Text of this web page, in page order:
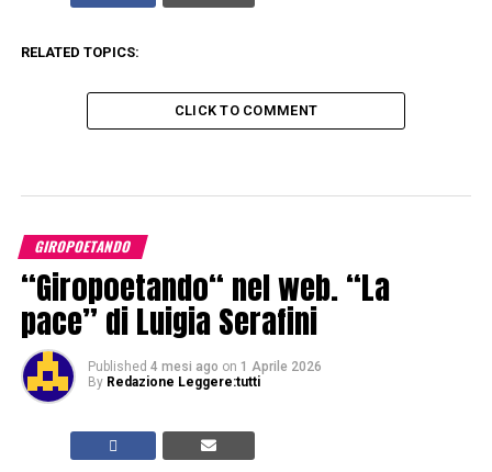
RELATED TOPICS:
CLICK TO COMMENT
GIROPOETANDO
“Giropoetando“ nel web. “La
pace” di Luigia Serafini
Published 4 mesi ago on 1 Aprile 2026
By Redazione Leggere:tutti